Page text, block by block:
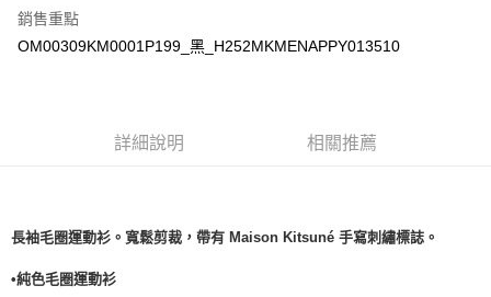
銷售重點
OM00309KM0001P199_黑_H252MKMENAPPY013510
詳細說明 相關推薦
長袖毛圈運動衫。寬鬆剪裁，帶有 Maison Kitsuné 手寫刺繡標誌。
•純色毛圈運動衫